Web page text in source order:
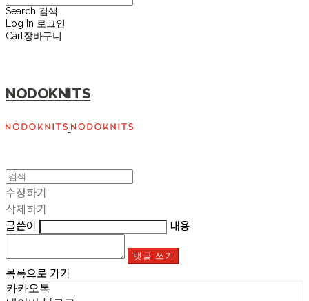
Search 검색
Log In 로그인
Cart장바구니
NODOKNITS
수정하기
삭제하기
글쓴이
내용
댓글 쓰기
목록으로 가기
카카오톡